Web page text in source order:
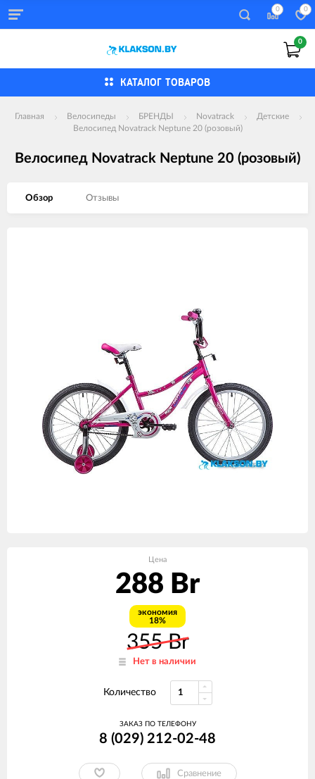
0 0
0
КАТАЛОГ ТОВАРОВ
Главная Велосипеды БРЕНДЫ Novatrack
Детские
Велосипед Novatrack Neptune 20 (розовый)
Велосипед Novatrack Neptune 20 (розовый)
Обзор Отзывы
Цена
288 Br
экономия
18%
355 Br
Нет в наличии
Количество
ЗАКАЗ ПО ТЕЛЕФОНУ
8 (029) 212-02-48
Сравнение